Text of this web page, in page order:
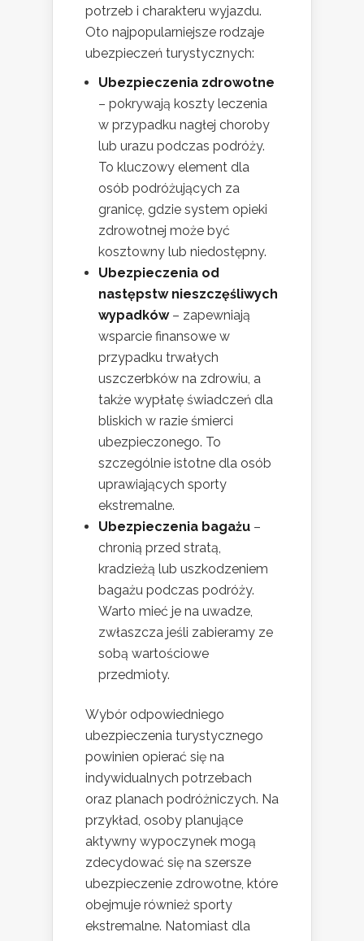
potrzeb i charakteru wyjazdu.
Oto najpopularniejsze rodzaje
ubezpieczeń turystycznych:
Ubezpieczenia zdrowotne
– pokrywają koszty leczenia
w przypadku nagłej choroby
lub urazu podczas podróży.
To kluczowy element dla
osób podróżujących za
granicę, gdzie system opieki
zdrowotnej może być
kosztowny lub niedostępny.
Ubezpieczenia od
następstw nieszczęśliwych
wypadków– zapewniają
wsparcie finansowe w
przypadku trwałych
uszczerbków na zdrowiu, a
także wypłatę świadczeń dla
bliskich w razie śmierci
ubezpieczonego. To
szczególnie istotne dla osób
uprawiających sporty
ekstremalne.
Ubezpieczenia bagażu –
chronią przed stratą,
kradzieżą lub uszkodzeniem
bagażu podczas podróży.
Warto mieć je na uwadze,
zwłaszcza jeśli zabieramy ze
sobą wartościowe
przedmioty.
Wybór odpowiedniego
ubezpieczenia turystycznego
powinien opierać się na
indywidualnych potrzebach
oraz planach podróżniczych. Na
przykład, osoby planujące
aktywny wypoczynek mogą
zdecydować się na szersze
ubezpieczenie zdrowotne, które
obejmuje również sporty
ekstremalne. Natomiast dla